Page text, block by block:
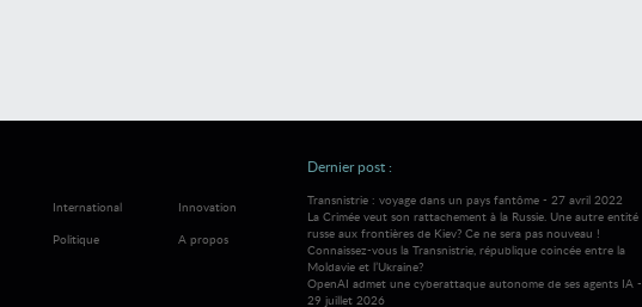
International
Innovation
Politique A propos
Dernier post :
Transnistrie : voyage dans un pays fantôme - 27 avril 2022
La Crimée veut son rattachement à la Russie. Une autre entité
russe aux frontières de Kiev? Ce ne sera pas nouveau !
Connaissez-vous la Transnistrie, république coincée entre la
Moldavie et l’Ukraine?
OpenAI admet une cyberattaque autonome de ses agents IA -
29 juillet 2026